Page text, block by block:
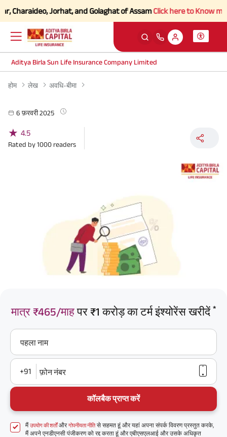
Jorhat, and Golaghat of AssamClick here to Know more.
Aditya Birla Sun Life Insurance Company Limited
होम लेख अवधि-बीमा
6 फ़रवरी 2025
★ 4.5
Rated by1000 readers
मात्र ₹465/माहपर ₹1 करोड़ का टर्म इंश्योरेंस खरीदें *
पहला नाम
+91 फ़ोन नंबर
कॉलबैक प्राप्त करें
मैंउपयोग की शर्तोंऔरगोपनीयता नीतिसे सहमत हूं और यहां अपना संपर्क विवरण प्रस्तुत करके,
मैं अपने एनडीएनसी पंजीकरण को रद्द करता हूं और एबीएसएलआई और उसके अधिकृत